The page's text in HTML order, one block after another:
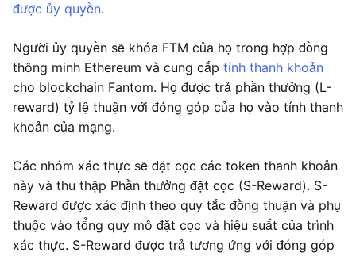
được ủy quyền.
Người ủy quyền sẽ khóa FTM của họ trong hợp đồng
thông minh Ethereum và cung cấp tính thanh khoản
cho blockchain Fantom. Họ được trả phần thưởng (L-
reward) tỷ lệ thuận với đóng góp của họ vào tính thanh
khoản của mạng.
Các nhóm xác thực sẽ đặt cọc các token thanh khoản
này và thu thập Phần thưởng đặt cọc (S-Reward). S-
Reward được xác định theo quy tắc đồng thuận và phụ
thuộc vào tổng quy mô đặt cọc và hiệu suất của trình
xác thực. S-Reward được trả tương ứng với đóng góp